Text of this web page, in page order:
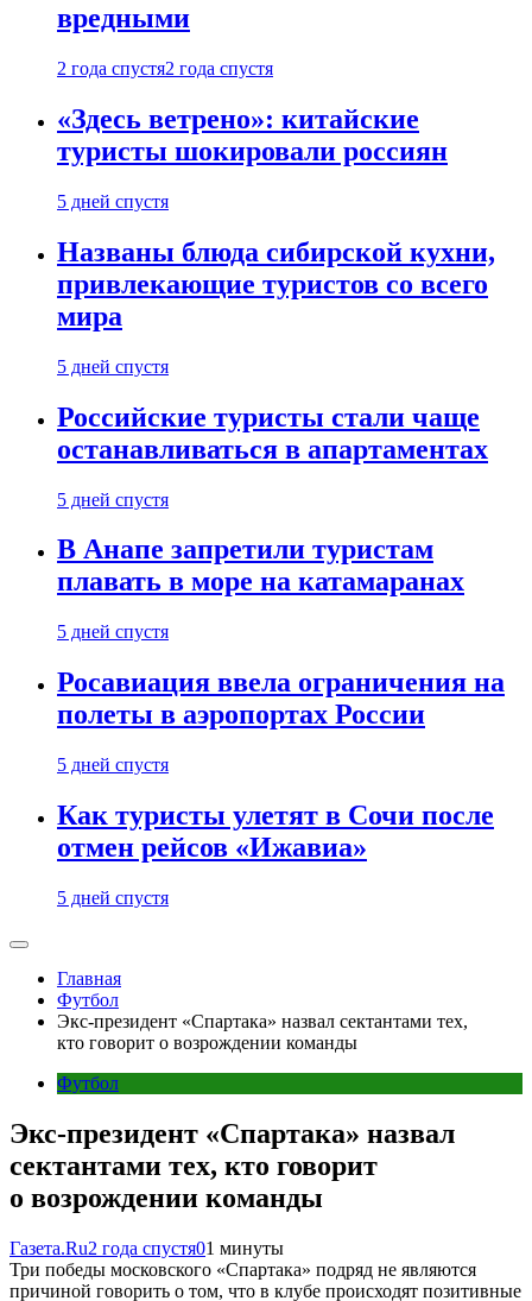
вредными
2 года спустя2 года спустя
«Здесь ветрено»: китайские
туристы шокировали россиян
5 дней спустя
Названы блюда сибирской кухни,
привлекающие туристов со всего
мира
5 дней спустя
Российские туристы стали чаще
останавливаться в апартаментах
5 дней спустя
В Анапе запретили туристам
плавать в море на катамаранах
5 дней спустя
Росавиация ввела ограничения на
полеты в аэропортах России
5 дней спустя
Как туристы улетят в Сочи после
отмен рейсов «Ижавиа»
5 дней спустя
Главная
Футбол
Экс-президент «Спартака» назвал сектантами тех,
кто говорит о возрождении команды
Футбол
Экс-президент «Спартака» назвал
сектантами тех, кто говорит
о возрождении команды
Газета.Ru2 года спустя01 минуты
Три победы московского «Спартака» подряд не являются
причиной говорить о том, что в клубе происходят позитивные